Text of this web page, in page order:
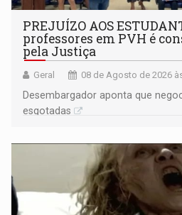
PREJUÍZO AOS
professores em PVH é
pela Justiça
Geral 08 de Agosto de 2026
Desembargador aponta que
esgotadas